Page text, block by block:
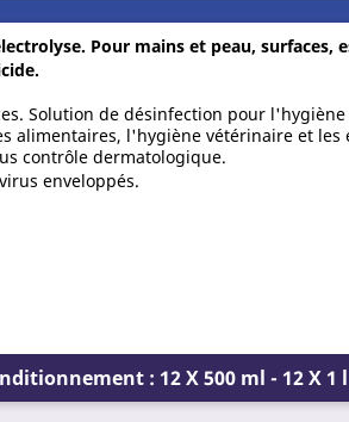
Pour mains et peau, surfaces,
Solution de désinfection pour
alimentaires, l'hygiène vétérinaire et les
contrôle dermatologique.
enveloppés.
: 12 X 500 ml - 12 X 1 l